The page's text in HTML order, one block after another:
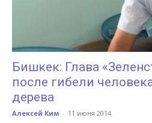
Бишкек: Глава
после гибели
дерева
Алексей Ким - 11 июня 2014